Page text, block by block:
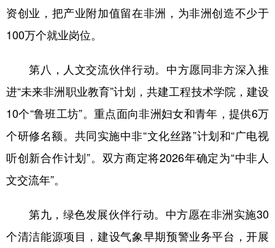
资创业，把产业附加值留在非洲，为非洲创造不少于
100万个就业岗位。
第八，人文交流伙伴行动。中方愿同非方深入推
进“未来非洲职业教育”计划，共建工程技术学院，建设
10个“鲁班工坊”。重点面向非洲妇女和青年，提供6万
个研修名额。共同实施中非“文化丝路”计划和“广电视
听创新合作计划”。双方商定将2026年确定为“中非人
文交流年”。
第九，绿色发展伙伴行动。中方愿在非洲实施30
个清洁能源项目，建设气象早期预警业务平台，开展